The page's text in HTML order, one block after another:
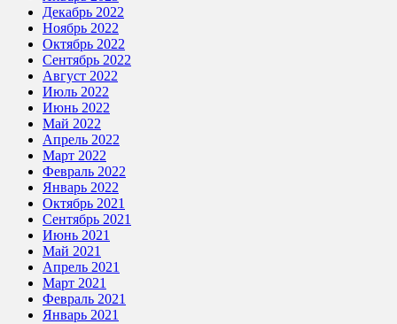
Декабрь 2022
Ноябрь 2022
Октябрь 2022
Сентябрь 2022
Август 2022
Июль 2022
Июнь 2022
Май 2022
Апрель 2022
Март 2022
Февраль 2022
Январь 2022
Октябрь 2021
Сентябрь 2021
Июнь 2021
Май 2021
Апрель 2021
Март 2021
Февраль 2021
Январь 2021